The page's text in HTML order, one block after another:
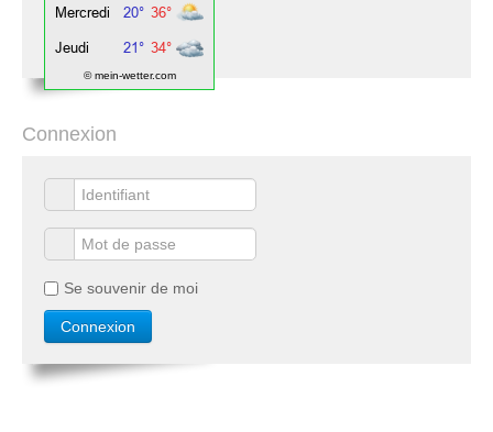
© mein-wetter.com
Connexion
Se souvenir de moi